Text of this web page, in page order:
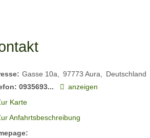
Gasse 10a 97773 Aura
Deutschland
0935693...
anzeigen
Karte
Anfahrtsbeschreibung